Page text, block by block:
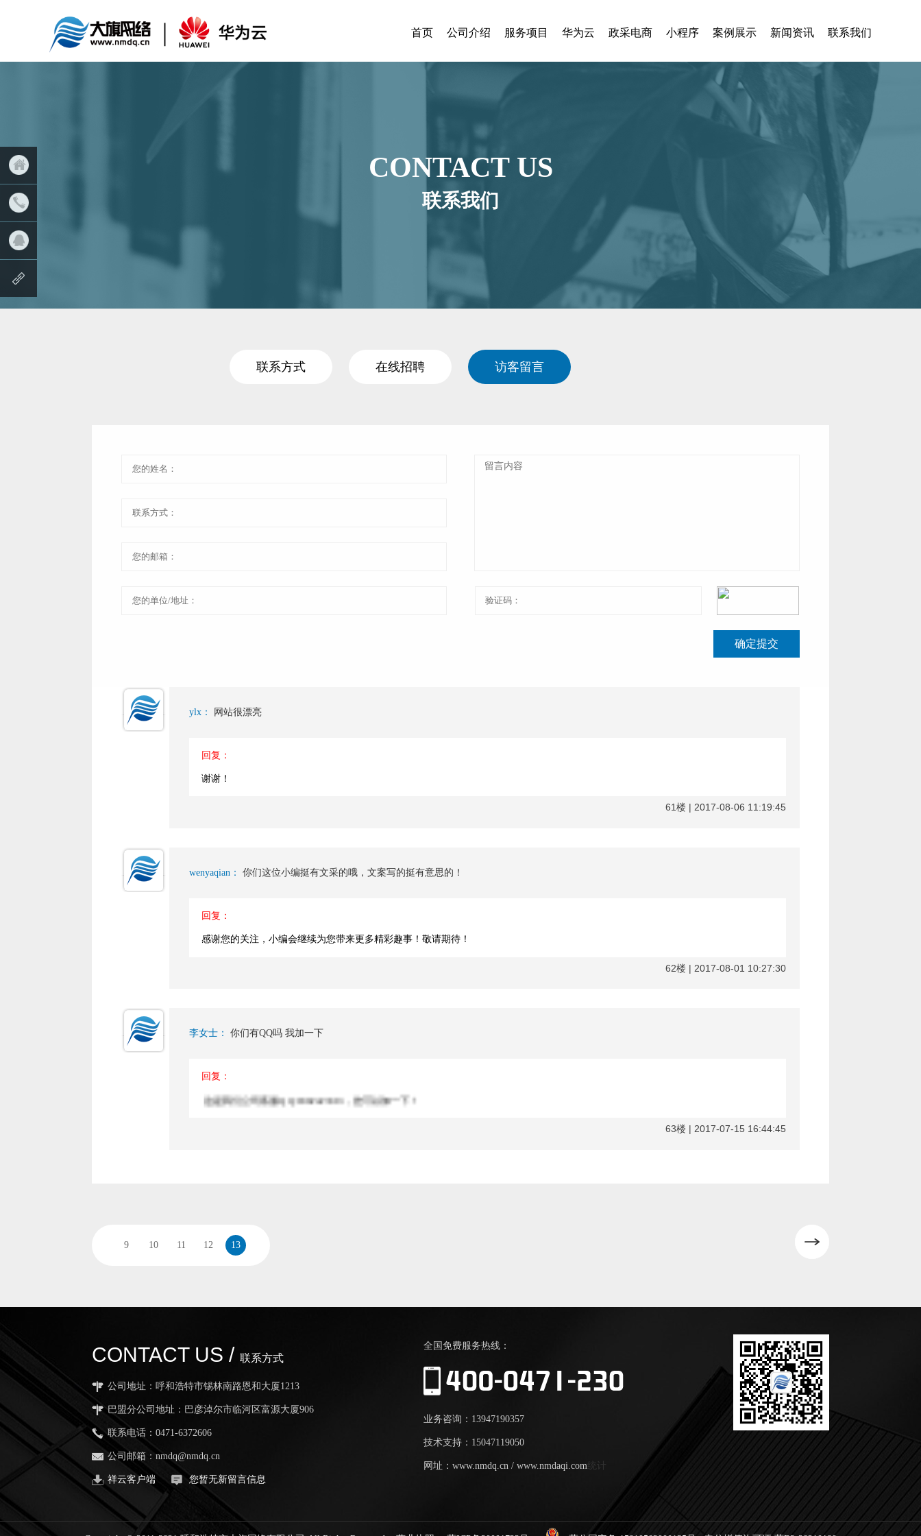
首页 公司介绍 服务项目 华为云 政采电商 小程序 案例展示 新闻资讯 联系我们
CONTACT US
联系我们
联系方式 在线招聘 访客留言
确定提交
ylx： 网站很漂亮
回复：
谢谢！
61楼 | 2017-08-06 11:19:45
wenyaqian： 你们这位小编挺有文采的哦，文案写的挺有意思的！
回复：
感谢您的关注，小编会继续为您带来更多精彩趣事！敬请期待！
62楼 | 2017-08-01 10:27:30
李女士： 你们有QQ吗 我加一下
回复：
这是我们公司客服QQ:1802423313，您可以加一下！
63楼 | 2017-07-15 16:44:45
9 10 11 12 13
CONTACT US /联系方式
公司地址：呼和浩特市锡林南路恩和大厦1213
巴盟分公司地址：巴彦淖尔市临河区富源大厦906
联系电话：0471-6372606
公司邮箱：nmdq@nmdq.cn
祥云客户端 您暂无新留言信息
全国免费服务热线：
业务咨询：13947190357
技术支持：15047119050
网址：www.nmdq.cn / www.nmdaqi.com统计
返回首
页
联系我
QQ客服